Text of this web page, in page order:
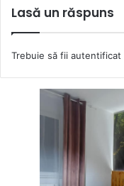
Lasă un răspuns
Trebuie să fii autentificat